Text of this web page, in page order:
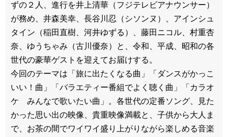
ずの２人、進行を井上清華（フジテレビアナウンサー）
が務め、井森美幸、長谷川忍（シソンヌ）、アインシュ
タイン（稲田直樹、河井ゆずる）、藤田ニコル、村重杏
奈、ゆうちゃみ（古川優奈）と、令和、平成、昭和の各
世代の豪華ゲストを迎えてお届けする。
今回のテーマは「旅に出たくなる曲」「ダンスがかっこ
いい！曲」「バラエティー番組でよく聴く曲」「カラオ
ケ みんなで歌いたい曲」。各世代の定番ソング、見た
かった思い出の映像、貴重映像満載と、子供から大人ま
で、お茶の間でワイワイ盛り上がりながら楽しめる音楽